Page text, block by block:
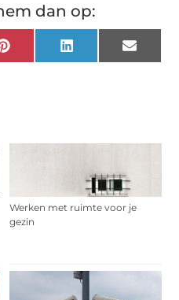
Werken met ruimte voor je
gezin
dan op:
PinterestLinkedInEmail